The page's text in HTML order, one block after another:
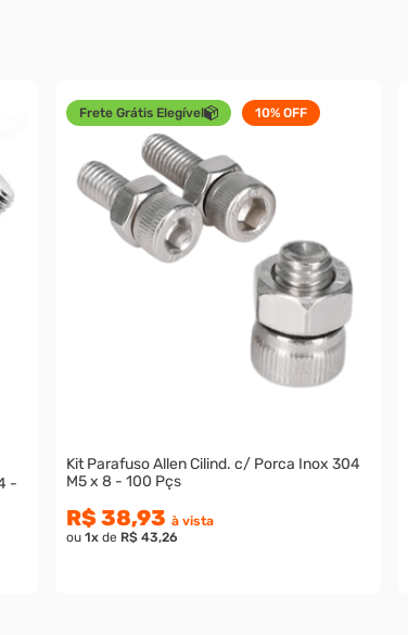
-
Frete Grátis Elegível 10%OFF
Kit Parafuso Allen Cilind. c/ Porca Inox 304
M5 x 8 - 100 Pçs
R$ 38,93 à vista
ou 1xde R$ 43,26